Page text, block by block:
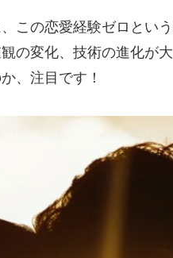
この恋愛経験ゼロとい
の変化、技術の進化が
、注目です！